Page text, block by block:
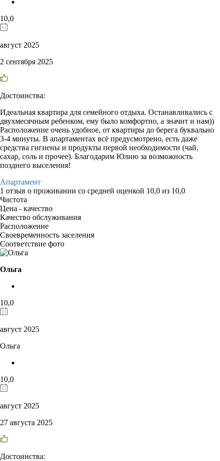
10,0
август 2025
2 сентября 2025
Достоинства:
Идеальная квартира для семейного отдыха. Останавливались с
двухмесячным ребенком, ему было комфортно, а значит и нам))
Расположение очень удобное, от квартиры до берега буквально
3-4 минуты. В апартаментах всё предусмотрено, есть даже
средства гигиены и продукты первой необходимости (чай,
сахар, соль и прочее). Благодарим Юлию за возможность
позднего выселения!
Апартамент
1 отзыв о проживании со средней оценкой 10,0 из 10,0
Чистота
Цена - качество
Качество обслуживания
Расположение
Своевременность заселения
Соответствие фото
Ольга
10,0
август 2025
Ольга
10,0
август 2025
27 августа 2025
Достоинства: